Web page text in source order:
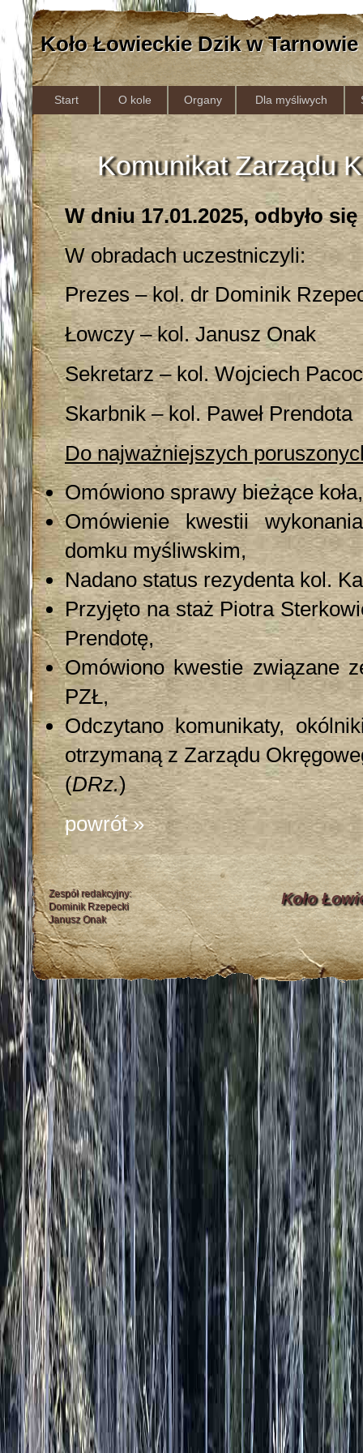
Koło Łowieckie Dzik w Tarnowie
Start O kole Organy Dla myśliwych
Komunikat Zarządu
W dniu 17.01.2025, odbyło
W obradach uczestniczyli:
Prezes – kol. dr Dominik
Łowczy – kol. Janusz Onak
Sekretarz – kol. Wojciech
Skarbnik – kol. Paweł Prendota
Do najważniejszych
Omówiono sprawy bieżące koła,
Omówienie kwestii
domku myśliwskim,
Nadano status rezydenta kol.
Przyjęto na staż Piotra
Prendotę,
Omówiono kwestie związane
PZŁ,
Odczytano komunikaty,
otrzymaną z Zarządu
(DRz.)
powrót »
Zespół redakcyjny:
Dominik Rzepecki
Janusz Onak
Koło